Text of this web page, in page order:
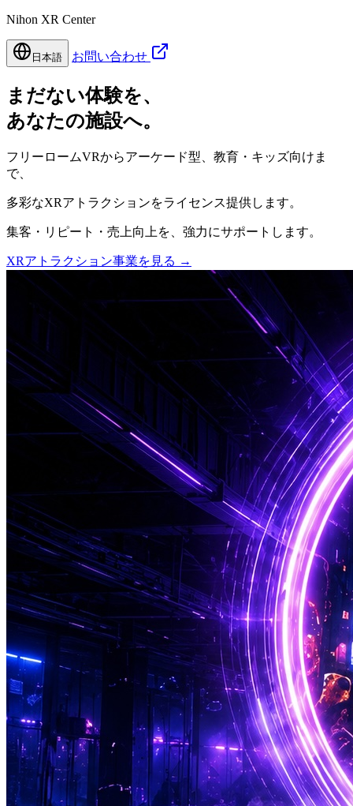
Nihon XR Center
日本語 お問い合わせ
まだない体験を、
あなたの施設へ。
フリーロームVRからアーケード型、教育・キッズ向けま
で、
多彩なXRアトラクションをライセンス提供します。
集客・リピート・売上向上を、強力にサポートします。
XRアトラクション事業を見る →